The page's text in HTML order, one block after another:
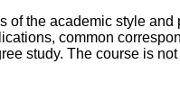
the academic style
common
study. The course is